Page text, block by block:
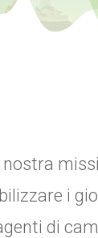
nostra
i
di